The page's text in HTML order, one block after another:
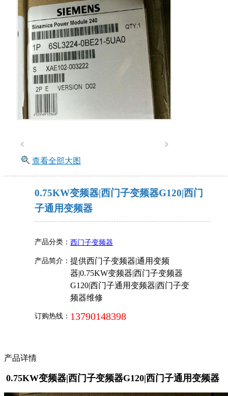
查看全部大图
0.75KW变频器|西门子变频器G120|西门
子通用变频器
产品分类： 西门子变频器
产品简介： 提供西门子变频器|通用变频
器|0.75KW变频器|西门子变频器
G120|西门子通用变频器|西门子变
频器维修
订购热线： 13790148398
产品详情
0.75KW变频器|西门子变频器G120|西门子通用变频器